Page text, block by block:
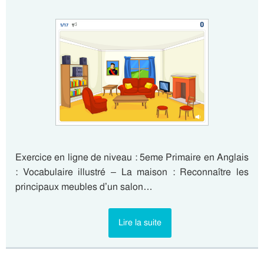
Exercice en ligne de niveau : 5eme Primaire en Anglais
: Vocabulaire illustré – La maison : Reconnaître les
principaux meubles d’un salon…
Lire la suite